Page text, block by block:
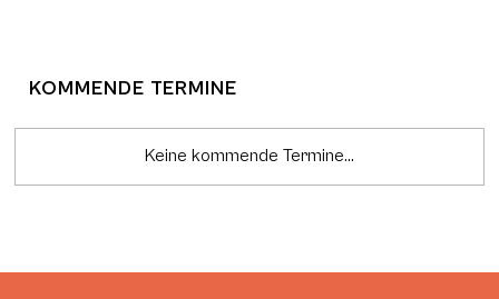
KOMMENDE TERMINE
Keine kommende Termine...